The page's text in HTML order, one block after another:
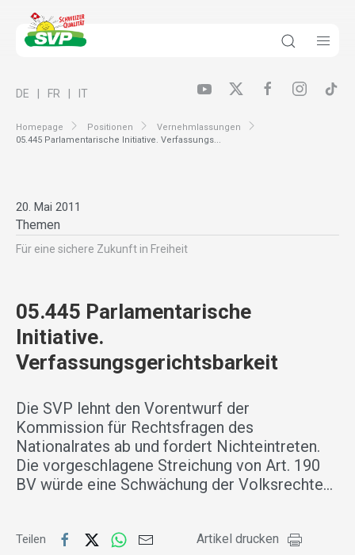
Homepage Positionen
Vernehmlassungen
05.445 Parlamentarische Initiative. Verfassungs...
DE FR IT
20. Mai 2011
Themen
Für eine sichere Zukunft in Freiheit
05.445 Parlamentarische
Initiative.
Verfassungsgerichtsbarkeit
Die SVP lehnt den Vorentwurf der
Kommission für Rechtsfragen des
Nationalrates ab und fordert Nichteintreten.
Die vorgeschlagene Streichung von Art. 190
BV würde eine Schwächung der Volksrechte…
Teilen Artikel drucken